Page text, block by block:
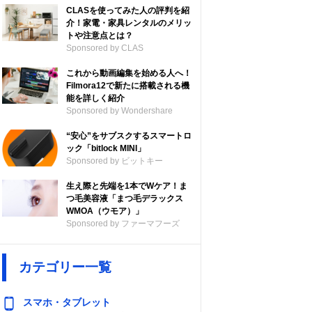
CLASを使ってみた人の評判を紹
介！家電・家具レンタルのメリッ
トや注意点とは？
Sponsored by CLAS
これから動画編集を始める人へ！
Filmora12で新たに搭載される機
能を詳しく紹介
Sponsored by Wondershare
“安心”をサブスクするスマートロ
ック「bitlock MINI」
Sponsored by ビットキー
生え際と先端を1本でWケア！ま
つ毛美容液「まつ毛デラックス
WMOA（ウモア）」
Sponsored by ファーマフーズ
カテゴリー一覧
スマホ・タブレット